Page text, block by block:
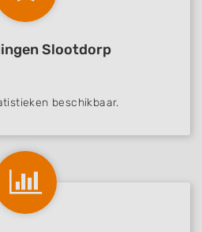
Slootdorp
beschikbaar.